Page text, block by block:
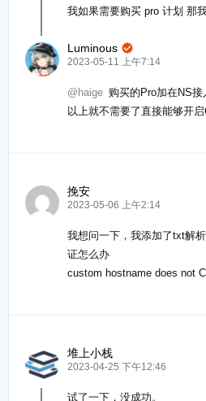
我如果需要购买 pro 计划 那
Luminous 
2023-05-11 上午7:14
@haige 购买的Pro加在NS
以上就不需要了直接能够开启
挽安
2023-05-06 上午2:14
我想问一下，我添加了txt解
证怎么办
custom hostname does not
堆上小栈
2023-04-25 下午12:46
试了一下，没成功。